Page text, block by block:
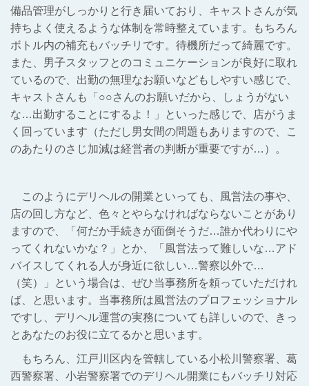
備品管理がしっかりと行き届いており、キャストさんが気
持ちよく使えるような体制を常時整えています。もちろん
ボトル内の補充もバッチリです。待機所だって綺麗です。
また、男子スタッフとのコミュニケーションが良好に取れ
ているので、出勤の無理なお願いなどもしやすい感じで、
キャストさんも「○○さんのお願いだから、しょうがない
な…出勤することにするよ！」といった感じで、店がうま
く回っています（ただし男女間の問題もありますので、こ
のあたりのさじ加減は経営者の判断が重要ですが…）。
このようにデリヘルの開業といっても、風営法の事や、
店の回し方など、色々とやらなければならないことがあり
ますので、「何だか手続きが面倒そうだ…誰か代わりにや
ってくれないかな？」とか、「風営法って難しいな…アド
バイスしてくれる人が身近に欲しい…警察以外で…
（笑）」という場合は、ぜひ当事務所を頼っていただけれ
ば、と思います。当事務所は風営法のプロフェッショナル
ですし、デリヘル運営の実務についても詳しいので、きっ
とあなたのお役に立てるかと思います。
もちろん、江戸川区内を管轄している小松川警察署、葛
西警察署、小岩警察署でのデリヘル開業にもバッチリ対応